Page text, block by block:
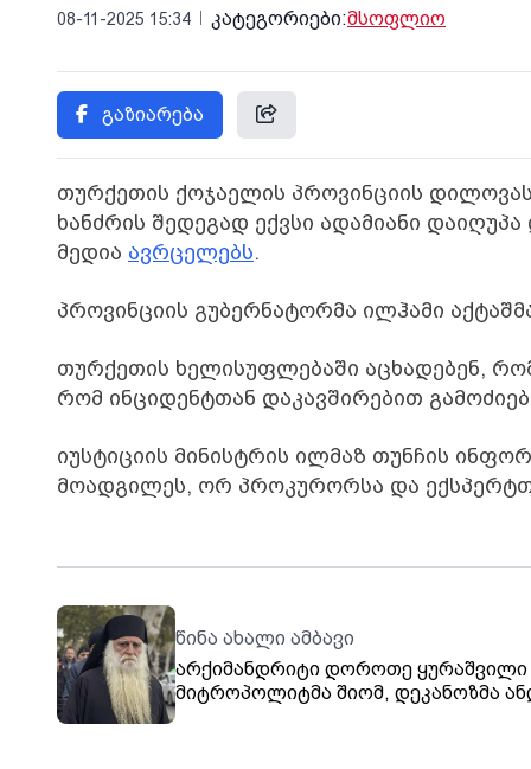
08-11-2025 15:34 კატეგორიები:მსოფლიო
გაზიარება
თურქეთის ქოჯაელის პროვინციის
ხანძრის შედეგად ექვსი ადამიანი
მედია ავრცელებს.
პროვინციის გუბერნატორმა ილჰამი
თურქეთის ხელისუფლებაში აცხადებენ,
რომ ინციდენტთან დაკავშირებით
იუსტიციის მინისტრის ილმაზ თუნჩის
მოადგილეს, ორ პროკურორსა და
წინა ახალი ამბავი
არქიმანდრიტი დოროთე ყურაშვილი
მიტროპოლიტმა შიომ, დეკანოზმა